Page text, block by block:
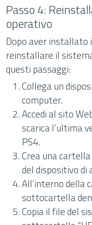
Passo 4:
operativo
Dopo aver installato
reinstallare il
questi passaggi:
Collega un
computer.
Accedi al sito
scarica l’ultima
PS4.
Crea una
del dispositivo di
All’interno della
sottocartella
Copia il file del